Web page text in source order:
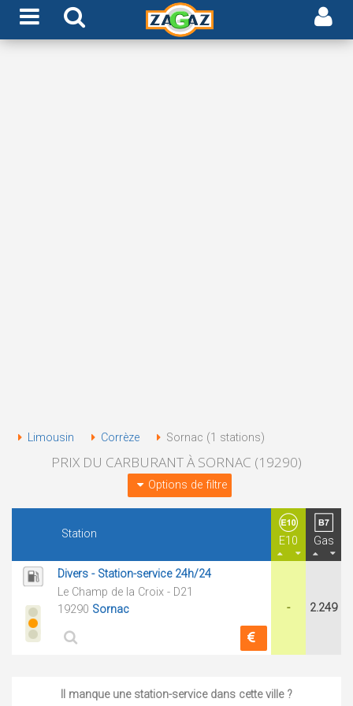
Limousin Corrèze Sornac (1 stations)
PRIX DU CARBURANT À SORNAC (19290)
Options de filtre
Station
E10 Gas
Divers - Station-service 24h/24
Le Champ de la Croix - D21
19290 Sornac - 2.249
Il manque une station-service dans cette ville ?